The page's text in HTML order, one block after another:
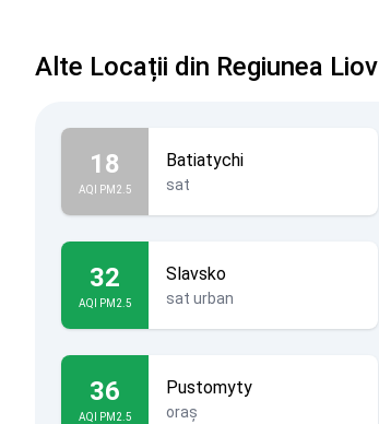
Alte Locații din Regiunea Liov
18
AQI PM2.5
Batiatychi
sat
32
AQI PM2.5
Slavsko
sat urban
36
AQI PM2.5
Pustomyty
oraș